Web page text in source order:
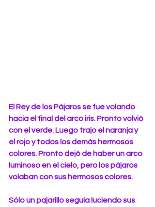
El Rey de los Pájaros se fue volando
hacia el final del arco iris. Pronto volvió
con el verde. Luego trajo el naranja y
el rojo y todos los demás hermosos
colores. Pronto dejó de haber un arco
luminoso en el cielo, pero los pájaros
volaban con sus hermosos colores.
Sólo un pajarillo seguía luciendo sus